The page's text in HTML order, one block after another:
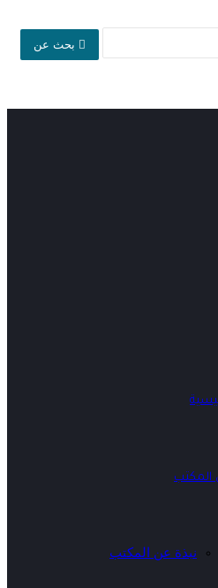
بحث عن
المكتب
نبذة عن المكتب